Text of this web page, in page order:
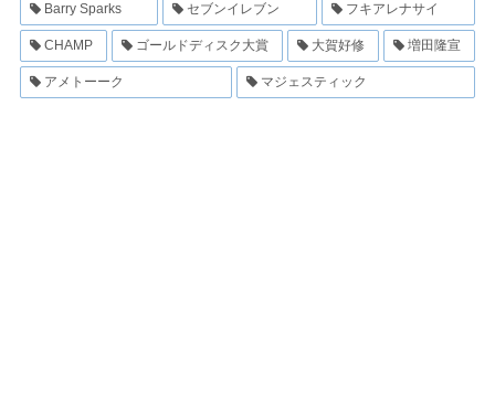
Barry Sparks セブンイレブン フキアレナサイ
CHAMP ゴールドディスク大賞 大賀好修 増田隆宣
アメトーーク マジェスティック